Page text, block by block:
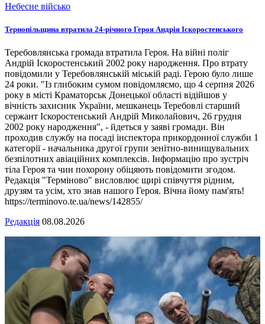
Небесне військо
Тернопільщина втратила 24-річного Героя Андрія Іскоростенського
Теребовлянська громада втратила Героя. На війні поліг
Андрій Іскоростенський 2002 року народження. Про втрату
повідомили у Теребовлянській міській раді. Герою було лише
24 роки. "Із глибоким сумом повідомляємо, що 4 серпня 2026
року в місті Краматорськ Донецької області відійшов у
вічність захисник України, мешканець Теребовлі старший
сержант Іскоростенський Андрій Миколайович, 26 грудня
2002 року народження", - йдеться у заяві громади. Він
проходив службу на посаді інспектора прикордонної служби 1
категорії - начальника другої групи зенітно-винищувальних
безпілотних авіаційних комплексів. Інформацію про зустріч
тіла Героя та чин похорону обіцяють повідомити згодом.
Редакція "Терміново" висловлює щирі співчуття рідним,
друзям та усім, хто знав нашого Героя. Вічна йому пам'ять!
https://terminovo.te.ua/news/142855/
Редакція 08.08.2026